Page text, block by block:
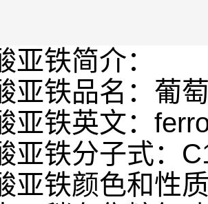
亚铁简介：
亚铁品名：葡
亚铁英文：
亚铁分子式：
亚铁颜色和性